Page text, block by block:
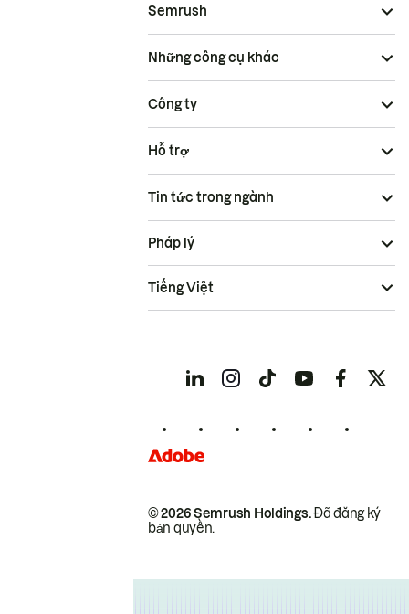
Semrush
Những công cụ khác
Công ty
Hỗ trợ
Tin tức trong ngành
© 2026 Semrush Holdings.Đã đăng ký
bản quyền.
Pháp lý
Tiếng Việt